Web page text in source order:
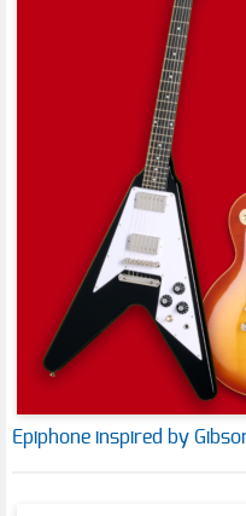
Epiphone inspired by